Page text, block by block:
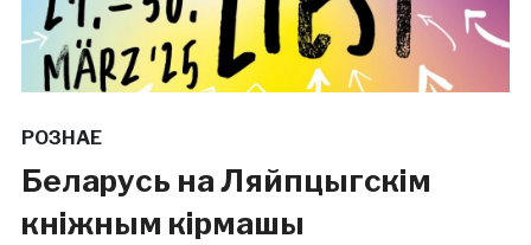
РОЗНАЕ
Беларусь на Ляйпцыгскім
кніжным кірмашы